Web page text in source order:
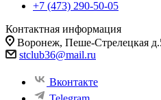
+7 (473) 290-50-05
Контактная информация
Воронеж, Пеше-Стрелецкая
stclub36@mail.ru
Вконтакте